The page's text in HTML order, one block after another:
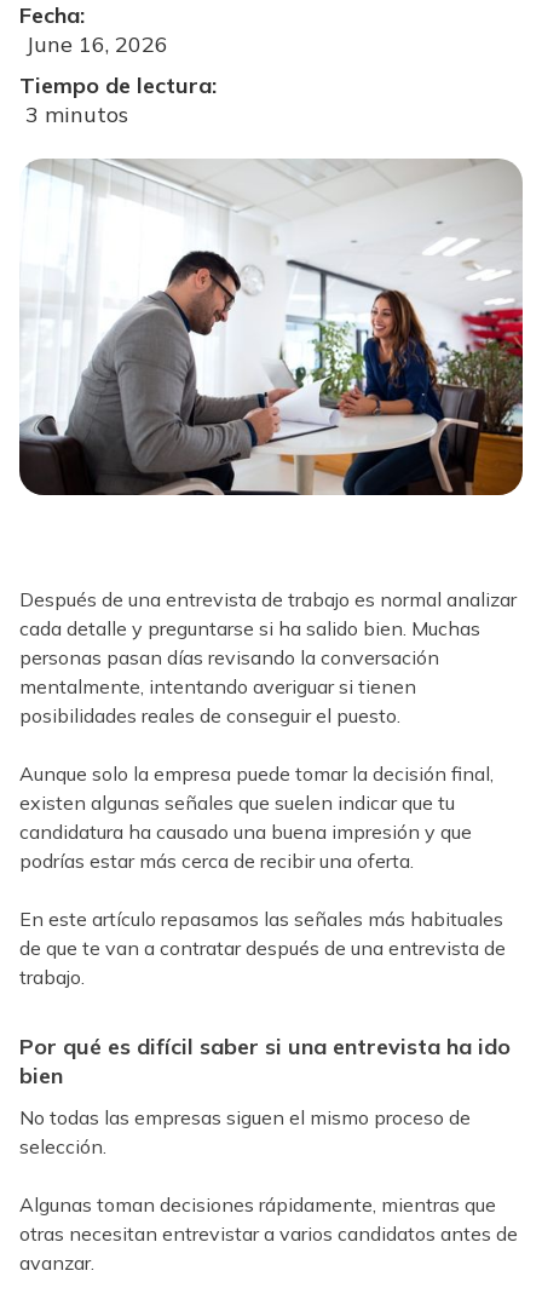
Fecha:
June 16, 2026
Tiempo de lectura:
3 minutos
Después de una entrevista de trabajo es normal analizar
cada detalle y preguntarse si ha salido bien. Muchas
personas pasan días revisando la conversación
mentalmente, intentando averiguar si tienen
posibilidades reales de conseguir el puesto.
Aunque solo la empresa puede tomar la decisión final,
existen algunas señales que suelen indicar que tu
candidatura ha causado una buena impresión y que
podrías estar más cerca de recibir una oferta.
En este artículo repasamos las señales más habituales
de que te van a contratar después de una entrevista de
trabajo.
Por qué es difícil saber si una entrevista ha ido
bien
No todas las empresas siguen el mismo proceso de
selección.
Algunas toman decisiones rápidamente, mientras que
otras necesitan entrevistar a varios candidatos antes de
avanzar.